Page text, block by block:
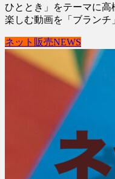
ひととき」をテーマに高
楽しむ動画を「ブラン
ネット販売NEWS